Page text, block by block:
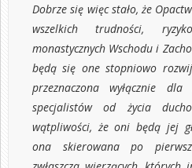
Dobrze się więc stało, że
wszelkich trudności,
monastycznych Wschodu i
będą się one stopniowo
przeznaczona wyłącznie
specjalistów od życia
wątpliwości, że oni będą jej
ona skierowana po